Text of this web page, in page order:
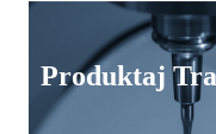
Produktaj